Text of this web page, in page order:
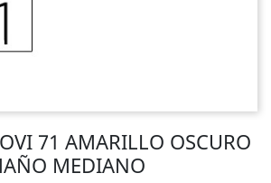
71 AMARILLO OSCURO
MEDIANO